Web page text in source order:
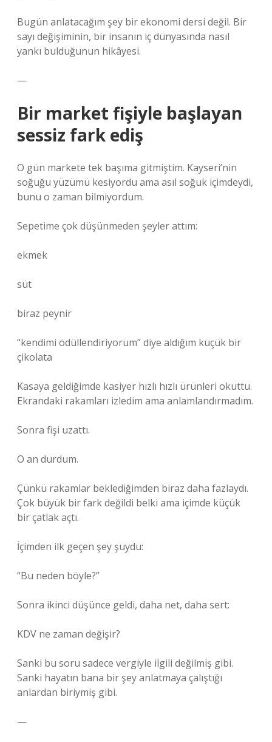
Bugün anlatacağım şey bir ekonomi dersi değil. Bir
sayı değişiminin, bir insanın iç dünyasında nasıl
yankı bulduğunun hikâyesi.
—
Bir market fişiyle başlayan
sessiz fark ediş
O gün markete tek başıma gitmiştim. Kayseri’nin
soğuğu yüzümü kesiyordu ama asıl soğuk içimdeydi,
bunu o zaman bilmiyordum.
Sepetime çok düşünmeden şeyler attım:
ekmek
süt
biraz peynir
“kendimi ödüllendiriyorum” diye aldığım küçük bir
çikolata
Kasaya geldiğimde kasiyer hızlı hızlı ürünleri okuttu.
Ekrandaki rakamları izledim ama anlamlandırmadım.
Sonra fişi uzattı.
O an durdum.
Çünkü rakamlar beklediğimden biraz daha fazlaydı.
Çok büyük bir fark değildi belki ama içimde küçük
bir çatlak açtı.
İçimden ilk geçen şey şuydu:
“Bu neden böyle?”
Sonra ikinci düşünce geldi, daha net, daha sert:
KDV ne zaman değişir?
Sanki bu soru sadece vergiyle ilgili değilmiş gibi.
Sanki hayatın bana bir şey anlatmaya çalıştığı
anlardan biriymiş gibi.
—